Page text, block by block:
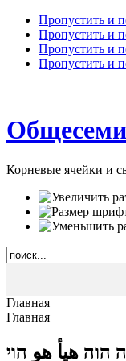
Пропустить и
Пропустить и
Пропустить и
Пропустить и
Корневые ячейки и
Главная
Главная
הוה هيأ هو הוי